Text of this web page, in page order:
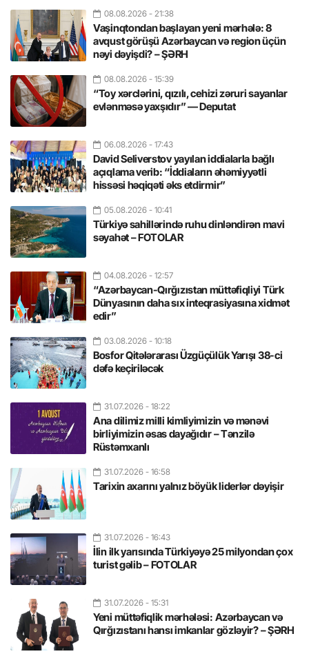
08.08.2026 - 21:38
Vaşinqtondan başlayan yeni mərhələ: 8
avqust görüşü Azərbaycan və region üçün
nəyi dəyişdi? – ŞƏRH
08.08.2026 - 15:39
“Toy xərclərini, qızılı, cehizi zəruri sayanlar
evlənməsə yaxşıdır” — Deputat
06.08.2026 - 17:43
David Seliverstov yayılan iddialarla bağlı
açıqlama verib: “İddiaların əhəmiyyətli
hissəsi həqiqəti əks etdirmir”
05.08.2026 - 10:41
Türkiyə sahillərində ruhu dinləndirən mavi
səyahət – FOTOLAR
04.08.2026 - 12:57
“Azərbaycan-Qırğızıstan müttəfiqliyi Türk
Dünyasının daha sıx inteqrasiyasına xidmət
edir”
03.08.2026 - 10:18
Bosfor Qitələrarası Üzgüçülük Yarışı 38-ci
dəfə keçiriləcək
31.07.2026 - 18:22
Ana dilimiz milli kimliyimizin və mənəvi
birliyimizin əsas dayağıdır – Tənzilə
Rüstəmxanlı
31.07.2026 - 16:58
Tarixin axarını yalnız böyük liderlər dəyişir
31.07.2026 - 16:43
İlin ilk yarısında Türkiyəyə 25 milyondan çox
turist gəlib – FOTOLAR
31.07.2026 - 15:31
Yeni müttəfiqlik mərhələsi: Azərbaycan və
Qırğızıstanı hansı imkanlar gözləyir? – ŞƏRH